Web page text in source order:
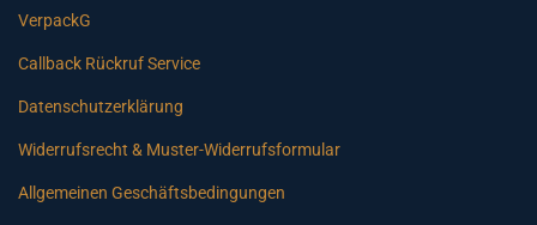
VerpackG
Callback Rückruf Service
Datenschutzerklärung
Widerrufsrecht & Muster-Widerrufsformular
Allgemeinen Geschäftsbedingungen